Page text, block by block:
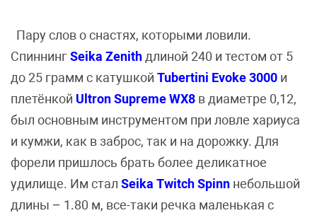
Пару слов о снастях, которыми ловили.
СпиннингSeika Zenith длиной 240 и тестом от 5
до 25 грамм с катушкой Tubertini Evoke 3000 и
плетёнкой Ultron Supreme WX8 в диаметре 0,12,
был основным инструментом при ловле хариуса
и кумжи, как в заброс, так и на дорожку. Для
форели пришлось брать более деликатное
удилище. Им стал Seika Twitch Spinn небольшой
длины – 1.80 м, все-таки речка маленькая с